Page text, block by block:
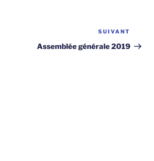
suivant
SUIVANT
Assemblée générale 2019